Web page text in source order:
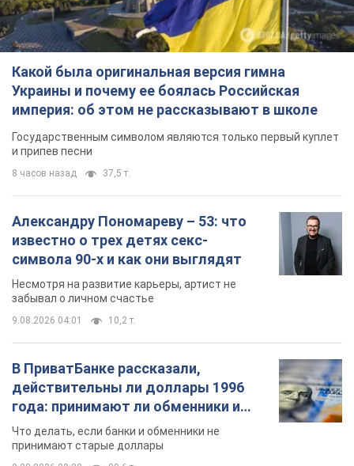
Какой была оригинальная версия гимна
Украины и почему ее боялась Российская
империя: об этом не рассказывают в школе
Государственным символом являются только первый куплет
и припев песни
8 часов назад 37,5 т.
Александру Пономареву – 53: что
известно о трех детях секс-
символа 90-х и как они выглядят
Несмотря на развитие карьеры, артист не
забывал о личном счастье
9.08.2026 04:01 10,2 т.
В ПриватБанке рассказали,
действительны ли доллары 1996
года: принимают ли обменники и
банки такие купюры
Что делать, если банки и обменники не
принимают старые доллары